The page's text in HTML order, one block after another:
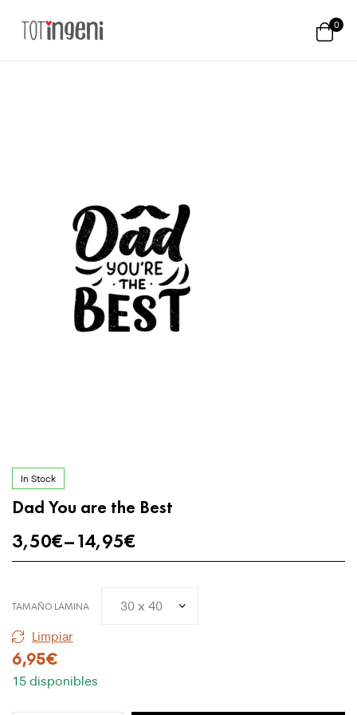
0
In Stock
Dad You are the Best
3,50€–14,95€
TAMAÑO LÁMINA
Limpiar
6,95€
15 disponibles